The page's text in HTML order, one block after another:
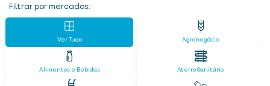
Filtrar por mercados:
Ver Tudo Agronegócio
Alimentos e Bebidas Aterro Sanitário